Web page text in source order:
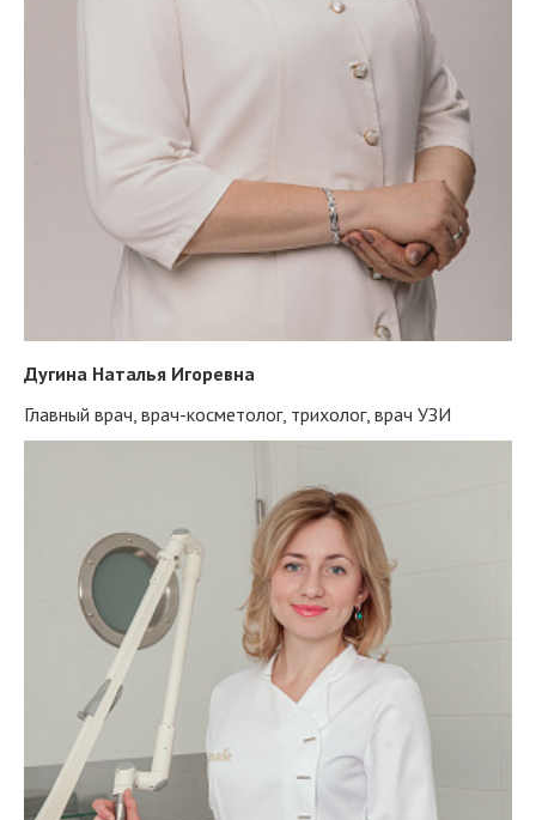
Дугина Наталья Игоревна
Главный врач, врач-косметолог, трихолог, врач УЗИ